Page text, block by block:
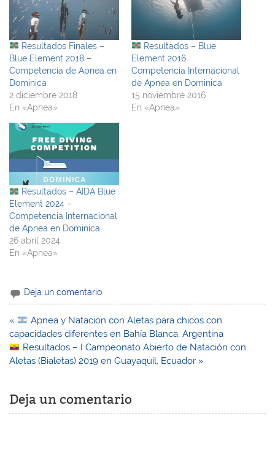
Resultados Finales –
Blue Element 2018 –
Competencia de Apnea en
Dominica
2 diciembre 2018
En «Apnea»
Resultados – Blue
Element 2016
Competencia Internacional
de Apnea en Dominica
15 noviembre 2016
En «Apnea»
Resultados – AIDA Blue
Element 2024 –
Competencia Internacional
de Apnea en Dominica
26 abril 2024
En «Apnea»
Deja un comentario
Navegación
de
entradas
«
Apnea y Natación con Aletas para chicos con
capacidades diferentes en Bahía Blanca, Argentina
Resultados – I Campeonato Abierto de Natación con
Aletas (Bialetas) 2019 en Guayaquil, Ecuador »
Deja un comentario